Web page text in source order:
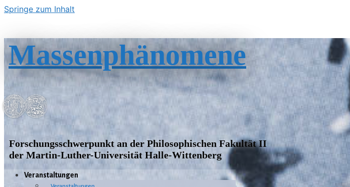
Springe zum Inhalt
Massenphänomene
Forschungsschwerpunkt an der Philosophischen Fakultät II
der Martin-Luther-Universität Halle-Wittenberg
Veranstaltungen